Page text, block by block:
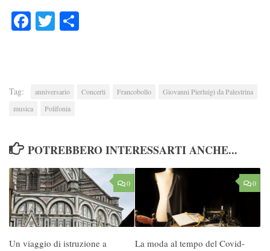
FacebookTwitter
Tag: anniversario Concerti Francobollo
Giovanni Pierluigi da Palestrina
musica
Polifonia
POTREBBERO INTERESSARTI ANCHE...
0
Un viaggio di istruzione a
0
La moda al tempo del Covid-